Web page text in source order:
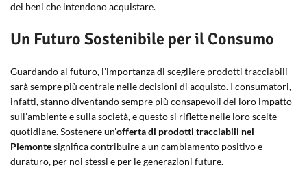
dei beni che intendono acquistare.
Un Futuro Sostenibile per il Consumo
Guardando al futuro, l’importanza di scegliere prodotti tracciabili
sarà sempre più centrale nelle decisioni di acquisto. I consumatori,
infatti, stanno diventando sempre più consapevoli del loro impatto
sull’ambiente e sulla società, e questo si riflette nelle loro scelte
quotidiane. Sostenere un’offerta di prodotti tracciabili nel
Piemontesignifica contribuire a un cambiamento positivo e
duraturo, per noi stessi e per le generazioni future.